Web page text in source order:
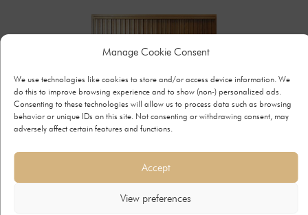
Manage Cookie Consent
We use technologies like cookies to store and/or access device information. We
do this to improve browsing experience and to show (non-) personalized ads.
Consenting to these technologies will allow us to process data such as browsing
behavior or unique IDs on this site. Not consenting or withdrawing consent, may
adversely affect certain features and functions.
Accept
View preferences